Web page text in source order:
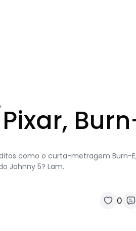
como o curta-metragem Burn-
Johnny 5? Lam.
0